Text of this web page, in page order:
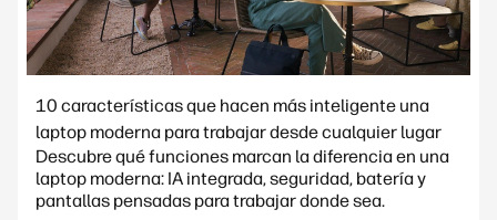
10 características que hacen más inteligente una
laptop moderna para trabajar desde cualquier lugar
Descubre qué funciones marcan la diferencia en una
laptop moderna: IA integrada, seguridad, batería y
pantallas pensadas para trabajar donde sea.